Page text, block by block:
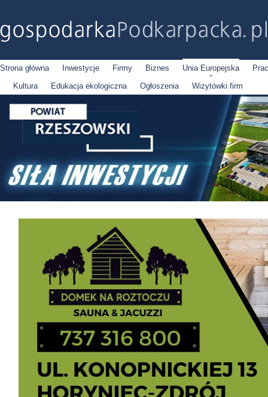
Strona główna Inwestycje Firmy Biznes Unia Europejska
Kultura
Edukacja ekologiczna Ogłoszenia Wizytówki firm